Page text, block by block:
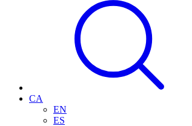
CA
EN
ES